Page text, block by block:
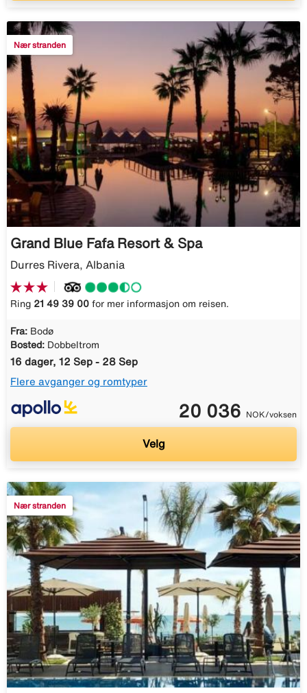
Nær stranden
Grand Blue Fafa Resort & Spa
Durres Rivera, Albania
Ring 21 49 39 00 for mer informasjon om reisen.
Fra: Bodø
Bosted: Dobbeltrom
16 dager, 12 Sep - 28 Sep
Flere avganger og romtyper
20 036 NOK/voksen
Velg
Nær stranden